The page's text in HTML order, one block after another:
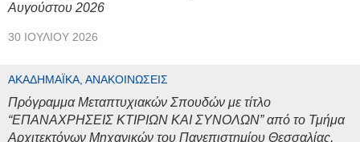
Αυγούστου 2026
30 ΙΟΥΛΊΟΥ 2026
ΑΚΑΔΗΜΑΪΚΆ, ΑΝΑΚΟΙΝΏΣΕΙΣ
Πρόγραμμα Μεταπτυχιακών Σπουδών με τίτλο
“ΕΠΑΝΑΧΡΗΣΕΙΣ ΚΤΙΡΙΩΝ ΚΑΙ ΣΥΝΟΛΩΝ” από το Τμήμα
Αρχιτεκτόνων Μηχανικών του Πανεπιστημίου Θεσσαλίας,